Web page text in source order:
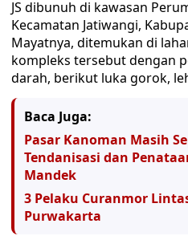
JS dibunuh di kawasan
Kecamatan Jatiwangi,
Mayatnya, ditemukan di
kompleks tersebut dengan
darah, berikut luka gorok,
Baca Juga:
Pasar Kanoman Masih
Tendanisasi dan
Mandek
3 Pelaku Curanmor
Purwakarta